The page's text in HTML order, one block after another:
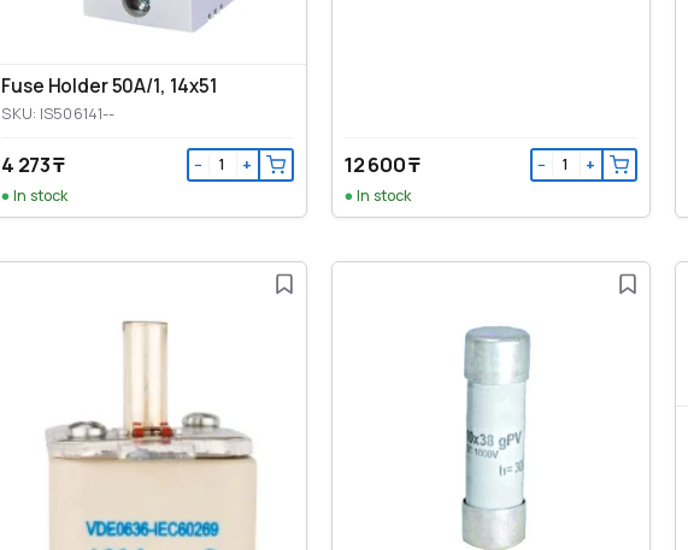
Fuse Holder 50A/1, 14x51
SKU: IS506141--
4 273 ₸ − +
In stock
12 600 ₸ − +
In stock